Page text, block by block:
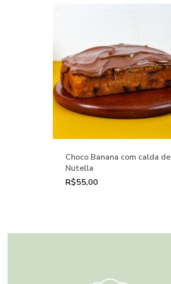
Choco Banana com calda de
Nutella
R$55,00